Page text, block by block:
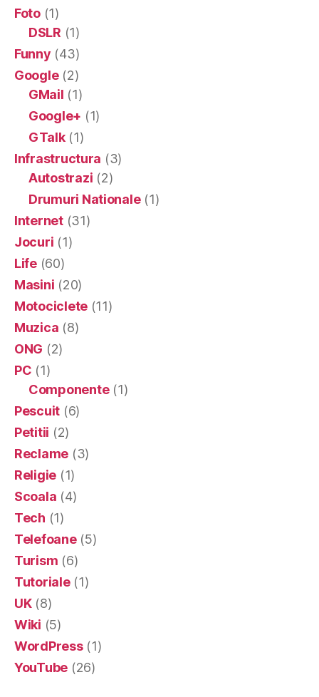
Foto(1)
DSLR (1)
Funny (43)
Google(2)
GMail (1)
Google+ (1)
GTalk(1)
Infrastructura (3)
Autostrazi (2)
Drumuri Nationale(1)
Internet(31)
Jocuri (1)
Life(60)
Masini (20)
Motociclete (11)
Muzica (8)
ONG (2)
PC (1)
Componente(1)
Pescuit (6)
Petitii (2)
Reclame (3)
Religie (1)
Scoala (4)
Tech (1)
Telefoane(5)
Turism (6)
Tutoriale(1)
UK(8)
Wiki (5)
WordPress(1)
YouTube (26)